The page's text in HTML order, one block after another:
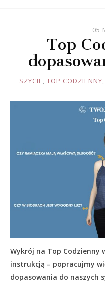
05
Top
JOULE
SZYCIE, TOP CODZIENNY,
Wykrój na Top Codzienny
instrukcją – popracujmy
dopasowania do naszych